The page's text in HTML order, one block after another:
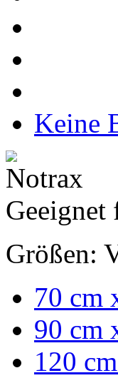
Keine
Geeignet
Größen:
70 cm
90 cm
120